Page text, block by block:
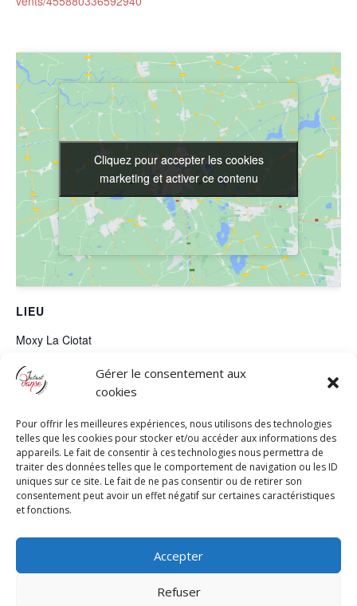
Gérer le consentement aux
cookies
Pour offrir les meilleures expériences, nous utilisons des technologies
telles que les cookies pour stocker et/ou accéder aux informations des
appareils. Le fait de consentir à ces technologies nous permettra de
traiter des données telles que le comportement de navigation ou les ID
uniques sur ce site. Le fait de ne pas consentir ou de retirer son
consentement peut avoir un effet négatif sur certaines caractéristiques
et fonctions.
Accepter
Refuser
LIEU
Moxy La Ciotat
Le Spot, 756 Avenue Bodin
La Ciotat
+ Google Map
Téléphone
06.08.91.80.50
Cliquez pour accepter les cookies
marketing et activer ce contenu
Cliquez pour accepter les cookies
marketing et activer ce contenu
Stage Kizomba : Lady
Styling – Débutant –
Intermédiaire
Stages de Bachata avec Romain et Léa :
Intermédiaire